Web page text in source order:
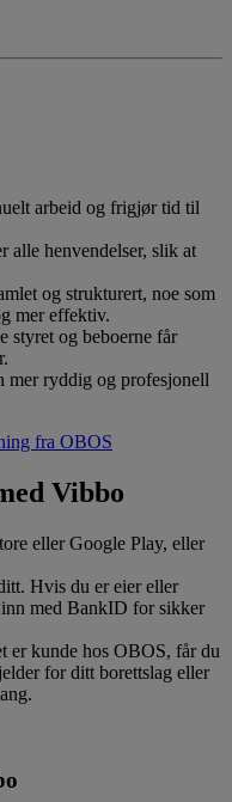
arbeid og frigjør tid til
alle henvendelser, slik at
og strukturert, noe som
mer effektiv.
styret og beboerne får
mer ryddig og profesjonell
fra OBOS
Vibbo
eller Google Play, eller
Hvis du er eier eller
med BankID for sikker
er kunde hos OBOS, får du
for ditt borettslag eller